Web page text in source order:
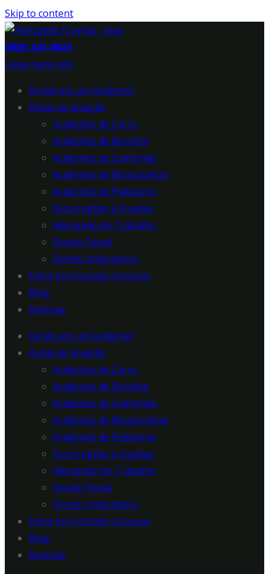
Skip to content
(800) 341-8823
Ligue para nós
Ferido em um Acidente?
Áreas de atuação
Acidentes de Carro
Acidentes de Bicicleta
Acidentes de Caminhão
Acidentes de Motocicletas
Acidentes de Pedestres
Escorregões e Quedas
Advogado do Trabalho
Direito Penal
Direito Imigratório
Entre Em Contato Conosco
Blog
Notícias
Ferido em um Acidente?
Áreas de atuação
Acidentes de Carro
Acidentes de Bicicleta
Acidentes de Caminhão
Acidentes de Motocicletas
Acidentes de Pedestres
Escorregões e Quedas
Advogado do Trabalho
Direito Penal
Direito Imigratório
Entre Em Contato Conosco
Blog
Notícias